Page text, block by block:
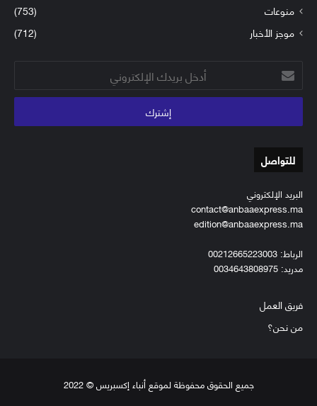
منوعات
(753)
موجز الأخبار
(712)
أدخل
بريدك
الإلكتروني
للتواصل
البريد الإلكتروني
contact@anbaaexpress.ma
edition@anbaaexpress.ma
الرباط: 00212665223003
مدريد: 0034643808975
فريق العمل
من نحن؟
جميع الحقوق محفوظة لموقع أنباء إكسبريس © 2022